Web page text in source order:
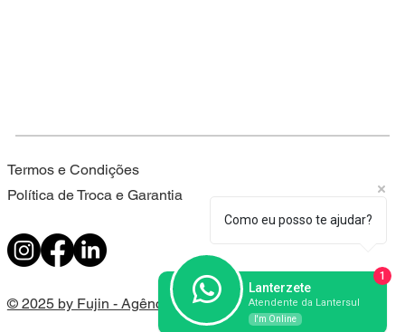
Termos e Condições
Política de Troca e Garantia
© 2025 by Fujin - Agência Digital
Como eu posso te ajudar?
Lanterzete
Atendente da Lantersul
I'm Online
1